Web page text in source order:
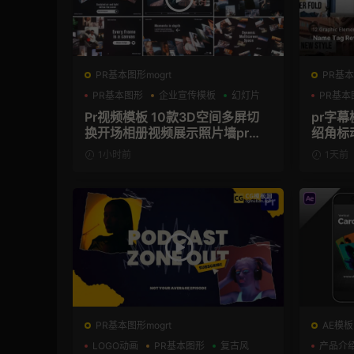
PR基本图形mogrt
PR基本图形
企业宣传模板 幻灯片
Pr视频模板 10款3D空间多屏切
换开场相册视频展示照片墙pr模
1小时前
PR基
PR基本
pr字幕
绍角标
1天前
PR基本图形mogrt
LOGO动画
PR基本图形 复古风
AE模板
产品介